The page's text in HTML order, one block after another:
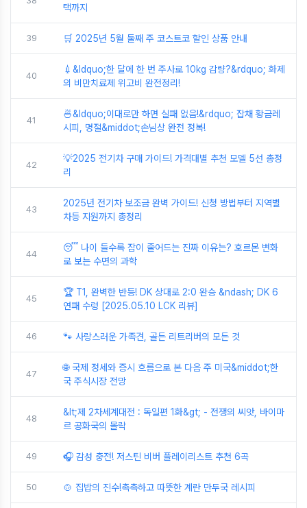
택까지
39 🛒 2025년 5월 둘째 주 코스트코 할인 상품 안내
40
💉&ldquo;한 달에 한 번 주사로 10kg 감량?&rdquo; 화제
의 비만치료제 위고비 완전정리!
41
🍜&ldquo;이대로만 하면 실패 없음!&rdquo; 잡채 황금레
시피, 명절&middot;손님상 완전 정복!
42
💡2025 전기차 구매 가이드! 가격대별 추천 모델 5선 총정
리
43
2025년 전기차 보조금 완벽 가이드! 신청 방법부터 지역별
차등 지원까지 총정리
44
😴 나이 들수록 잠이 줄어드는 진짜 이유는? 호르몬 변화
로 보는 수면의 과학
45
🏆 T1, 완벽한 반등! DK 상대로 2:0 완승 &ndash; DK 6
연패 수렁 [2025.05.10 LCK 리뷰]
46 🐾 사랑스러운 가족견, 골든 리트리버의 모든 것
47
🌐 국제 정세와 증시 흐름으로 본 다음 주 미국&middot;한
국 주식시장 전망
48
&lt;제 2차세계대전 : 독일편 1화&gt; - 전쟁의 씨앗, 바이마
르 공화국의 몰락
49 🎧 감성 충전! 저스틴 비버 플레이리스트 추천 6곡
50 🍲 집밥의 진수!촉촉하고 따뜻한 계란 만두국 레시피